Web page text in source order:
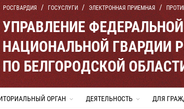
РОСГВАРДИЯ ГОСУСЛУГИ ЭЛЕКТРОННАЯ ПРИЕМНАЯ
УПРАВЛЕНИЕ
НАЦИОНАЛЬНОЙ ГВАРДИИ
ПО БЕЛГОРОДСКОЙ
ОРГАН ДЕЯТЕЛЬНОСТЬ ДЛЯ